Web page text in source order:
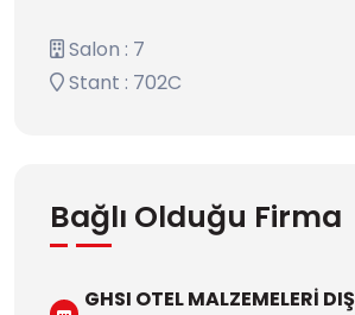
Salon : 7
Stant : 702C
Bağlı Olduğu Firma
GHSI OTEL MALZEMELERİ